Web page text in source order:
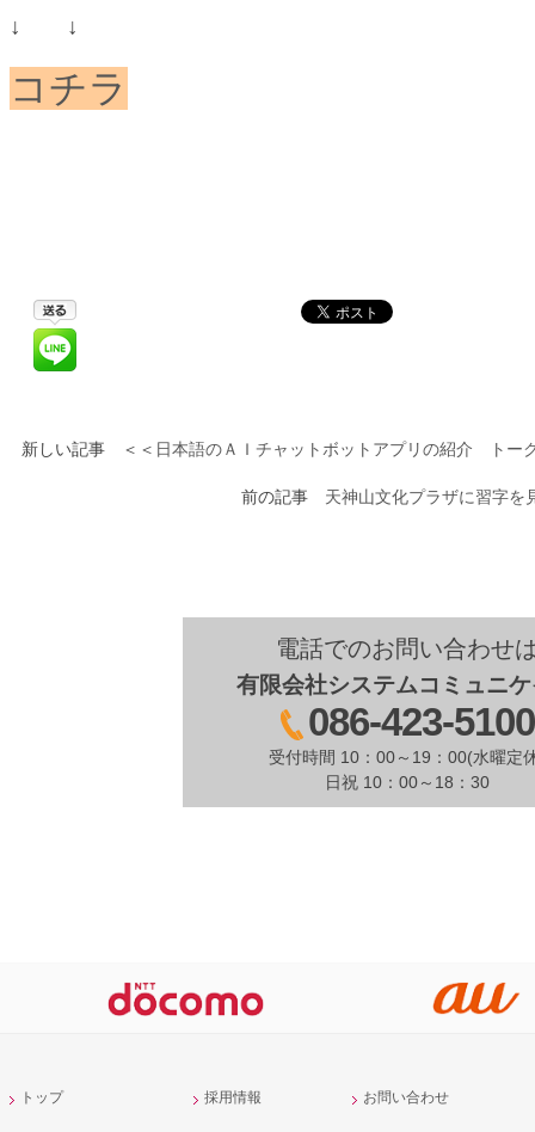
↓ ↓
コチラ
新しい記事 ＜＜ 日本語のＡＩチャットボットアプリの紹介 トー
前の記事 天神山文化プラザに習字を
電話でのお問い合わせ
有限会社システムコミュニ
086-423-5100
受付時間 10：00～19：00(水曜定
日祝 10：00～18：30
トップ 採用情報 お問い合わせ